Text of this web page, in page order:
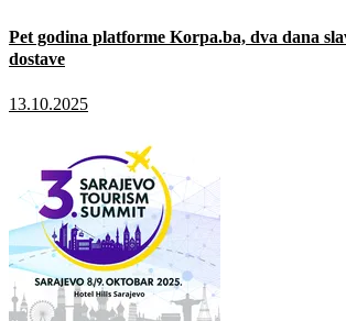
Pet godina platforme Korpa.ba, dva dana
dostave
13.10.2025